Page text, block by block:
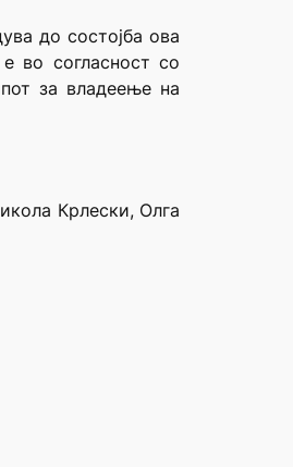
до состојба ова
во согласност со
за владеење на
Крлески, Олга